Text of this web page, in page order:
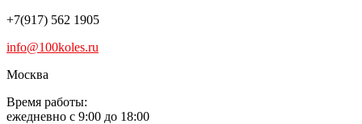
+7(917) 562 1905
info@100koles.ru
Москва
Время работы:
ежедневно с 9:00 до 18:00